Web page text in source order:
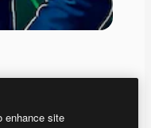
ИИ.
enhance site